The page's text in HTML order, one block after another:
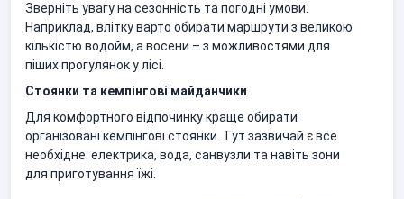
Зверніть увагу на сезонність та погодні умови.
Наприклад, влітку варто обирати маршрути з великою
кількістю водойм, а восени – з можливостями для
піших прогулянок у лісі.
Стоянки та кемпінгові майданчики
Для комфортного відпочинку краще обирати
організовані кемпінгові стоянки. Тут зазвичай є все
необхідне: електрика, вода, санвузли та навіть зони
для приготування їжі.